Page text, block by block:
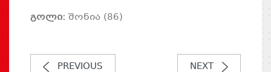
გოლი: შონია (86)
PREVIOUS NEXT